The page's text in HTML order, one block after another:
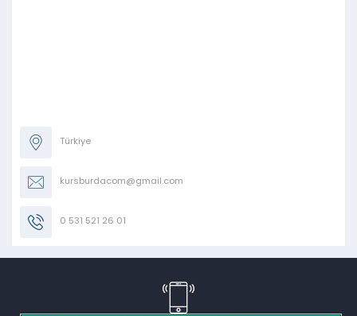
Türkiye
kursburdacom@gmail.com
0 531 521 26 01